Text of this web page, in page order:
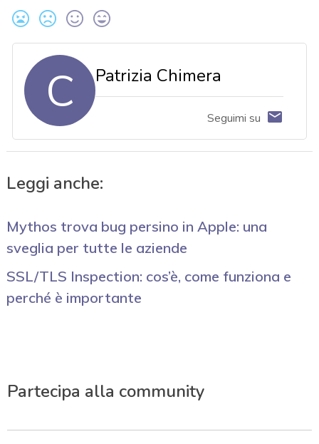
C Patrizia Chimera
Seguimi su
Leggi anche:
Mythos trova bug persino in Apple: una
sveglia per tutte le aziende
SSL/TLS Inspection: cos’è, come funziona e
perché è importante
Partecipa alla community